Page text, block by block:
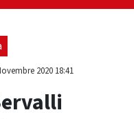
chiarezza!”"
2020 18:41